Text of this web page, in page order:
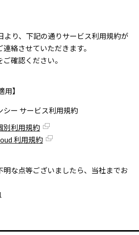
より、下記の通りサービス利用規約が
絡させていただきます。
確認ください。
】
シー サービス利用規約
別利用規約
利用規約
明な点等ございましたら、当社までお